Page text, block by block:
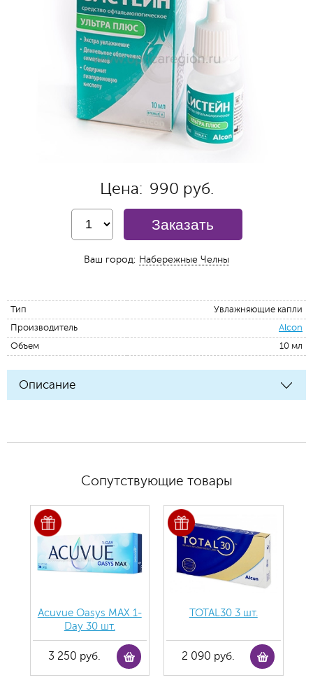
Цена: 990 руб.
Заказать
Ваш город: Набережные Челны
Тип
Увлажняющие капли
Производитель
Alcon
Объем
10 мл
Описание
Сопутствующие товары
Acuvue Oasys MAX 1-
Day 30 шт.
3 250 руб.
TOTAL30 3 шт.
2 090 руб.